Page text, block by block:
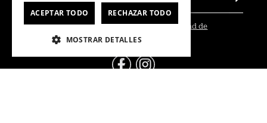
He leído y acepto lasPolíticas de Privacidad de
Marketing
ACEPTAR TODO RECHAZAR TODO
MOSTRAR DETALLES